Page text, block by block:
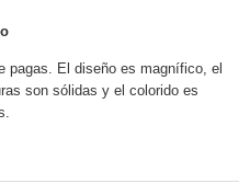
pagas. El diseño es magnífico, el
son sólidas y el colorido es